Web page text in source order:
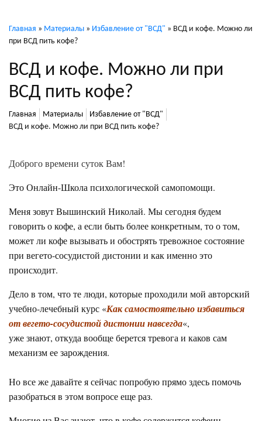
Главная » Материалы » Избавление от "ВСД" » ВСД и кофе. Можно ли
при ВСД пить кофе?
ВСД и кофе. Можно ли при
ВСД пить кофе?
Главная Материалы
Избавление от "ВСД"
ВСД и кофе. Можно ли при ВСД пить кофе?
Доброго времени суток Вам!
Это Онлайн-Школа психологической самопомощи.
Меня зовут Вышинский Николай. Мы сегодня будем
говорить о кофе, а если быть более конкретным, то о том,
может ли кофе вызывать и обострять тревожное состояние
при вегето-сосудистой дистонии и как именно это
происходит.
Дело в том, что те люди, которые проходили мой авторский
учебно-лечебный курс «Как самостоятельно избавиться
от вегето-сосудистой дистонии навсегда«,
уже знают, откуда вообще берется тревога и каков сам
механизм ее зарождения.
Но все же давайте я сейчас попробую прямо здесь помочь
разобраться в этом вопросе еще раз.